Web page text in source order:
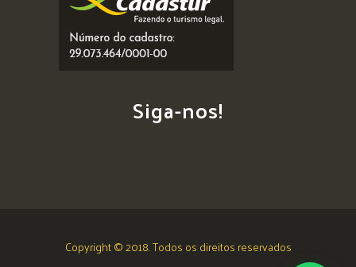
Siga-nos!
Copyright © 2018. Todos os direitos reservados